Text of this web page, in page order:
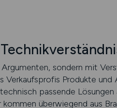
sondern mit
Verkaufsprofis Produkte
passende
überwiegend aus